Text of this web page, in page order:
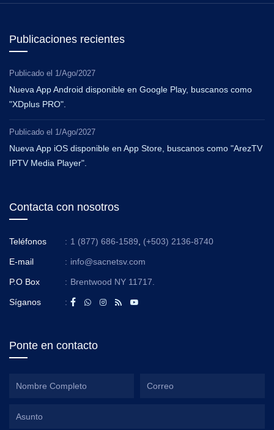
Publicaciones recientes
Publicado el 1/Ago/2027
Nueva App Android disponible en Google Play, buscanos como
"XDplus PRO".
Publicado el 1/Ago/2027
Nueva App iOS disponible en App Store, buscanos como "ArezTV
IPTV Media Player".
Contacta con nosotros
Teléfonos : 1 (877) 686-1589 (+503) 2136-8740
E-mail : info@sacnetsv.com
P.O Box : Brentwood NY 11717.
Síganos :
Ponte en contacto